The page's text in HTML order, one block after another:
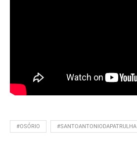
#OSÓRIO #SANTOANTONIODAPATRULHA